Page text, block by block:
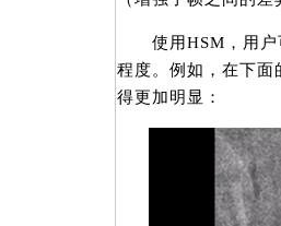
使用HSM，用户
程度。例如，在下面
得更加明显：